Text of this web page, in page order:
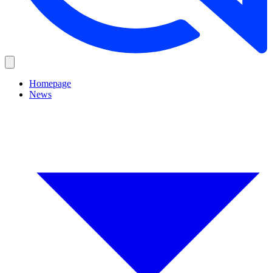
Homepage
News